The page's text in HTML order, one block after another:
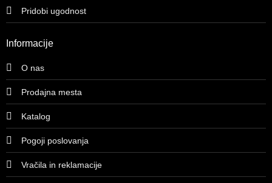
Pridobi ugodnost
Informacije
O nas
Prodajna mesta
Katalog
Pogoji poslovanja
Vračila in reklamacije